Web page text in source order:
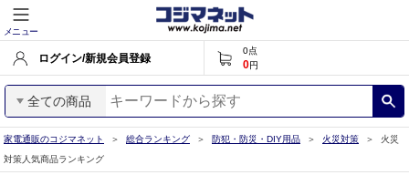
メニュー
ログイン/新規会員登録
0点
0円
全ての商品
家電通販のコジマネット 総合ランキング 防犯・防災・DIY用品 火災対策
火災
対策人気商品ランキング